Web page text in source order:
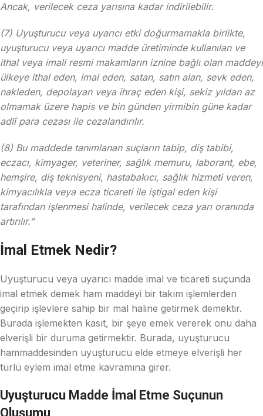
Ancak, verilecek ceza yarısına kadar indirilebilir.
(7) Uyuşturucu veya uyarıcı etki doğurmamakla birlikte,
uyuşturucu veya uyarıcı madde üretiminde kullanılan ve
ithal veya imali resmi makamların iznine bağlı olan maddeyi
ülkeye ithal eden, imal eden, satan, satın alan, sevk eden,
nakleden, depolayan veya ihraç eden kişi, sekiz yıldan az
olmamak üzere hapis ve bin günden yirmibin güne kadar
adlî para cezası ile cezalandırılır.
(8) Bu maddede tanımlanan suçların tabip, diş tabibi,
eczacı, kimyager, veteriner, sağlık memuru, laborant, ebe,
hemşire, diş teknisyeni, hastabakıcı, sağlık hizmeti veren,
kimyacılıkla veya ecza ticareti ile iştigal eden kişi
tarafından işlenmesi halinde, verilecek ceza yarı oranında
artırılır.”
İmal Etmek Nedir?
Uyuşturucu veya uyarıcı madde imal ve ticareti suçunda
imal etmek demek ham maddeyi bir takım işlemlerden
geçirip işlevlere sahip bir mal haline getirmek demektir.
Burada işlemekten kasıt, bir şeye emek vererek onu daha
elverişli bir duruma getirmektir. Burada, uyuşturucu
hammaddesinden uyuşturucu elde etmeye elverişli her
türlü eylem imal etme kavramına girer.
Uyuşturucu Madde İmal Etme Suçunun
Oluşumu